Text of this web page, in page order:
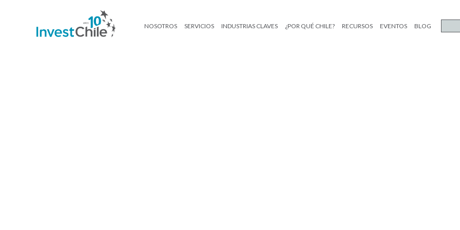
NOSOTROS SERVICIOS INDUSTRIAS CLAVES ¿POR QUÉ CHILE? RECURSOS EVENTOS BLOG